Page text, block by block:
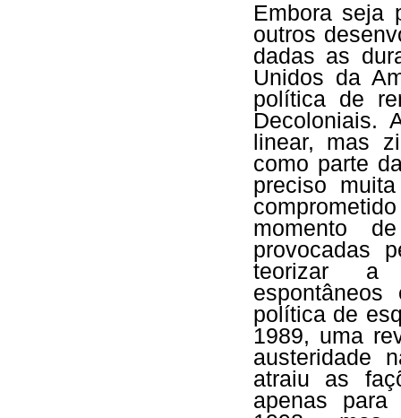
Embora seja
outros
dadas as
Unidos da
política de
Decoloniais.
linear, mas
como parte
preciso
momento
provocadas
teorizar a
política de
1989, uma
austeridade
atraiu as
apenas